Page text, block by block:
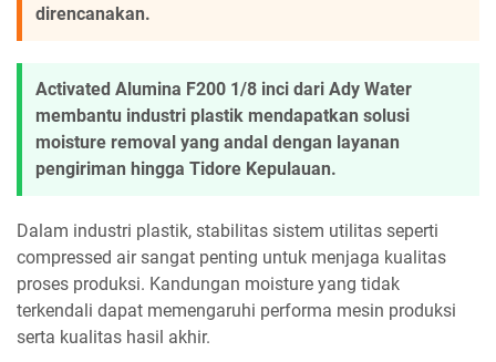
direncanakan.
Activated Alumina F200 1/8 inci dari Ady Water
membantu industri plastik mendapatkan solusi
moisture removal yang andal dengan layanan
pengiriman hingga Tidore Kepulauan.
Dalam industri plastik, stabilitas sistem utilitas seperti
compressed air sangat penting untuk menjaga kualitas
proses produksi. Kandungan moisture yang tidak
terkendali dapat memengaruhi performa mesin produksi
serta kualitas hasil akhir.